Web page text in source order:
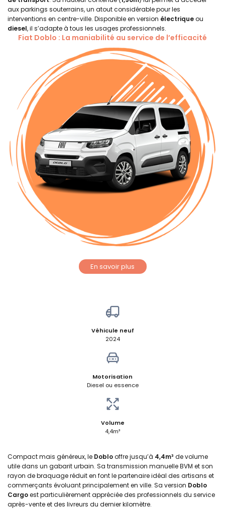
aux parkings souterrains, un atout considérable pour les
interventions en centre-ville. Disponible en version électriqueou
diesel, il s’adapte à tous les usages professionnels.
Fiat Doblo : La maniabilité au service de l’efficacité
En savoir plus
Véhicule neuf
2024
Motorisation
Diesel ou essence
Volume
4,4m³
Compact mais généreux, le Doblooffre jusqu’à 4,4m³ de volume
utile dans un gabarit urbain. Sa transmission manuelle BVM et son
rayon de braquage réduit en font le partenaire idéal des artisans et
commerçants évoluant principalement en ville. Sa version Doblo
Cargoest particulièrement appréciée des professionnels du service
après-vente et des livreurs du dernier kilomètre.